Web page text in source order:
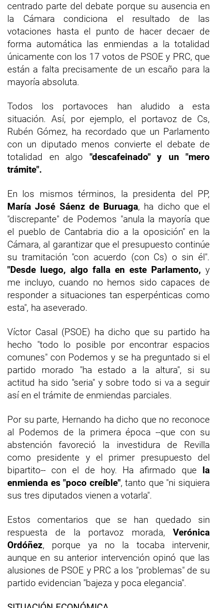
centrado parte del debate porque su ausencia en
la Cámara condiciona el resultado de las
votaciones hasta el punto de hacer decaer de
forma automática las enmiendas a la totalidad
únicamente con los 17 votos de PSOE y PRC, que
están a falta precisamente de un escaño para la
mayoría absoluta.
Todos los portavoces han aludido a esta
situación. Así, por ejemplo, el portavoz de Cs,
Rubén Gómez, ha recordado que un Parlamento
con un diputado menos convierte el debate de
totalidad en algo "descafeinado" y un "mero
trámite".
En los mismos términos, la presidenta del PP,
María José Sáenz de Buruaga, ha dicho que el
"discrepante" de Podemos "anula la mayoría que
el pueblo de Cantabria dio a la oposición" en la
Cámara, al garantizar que el presupuesto continúe
su tramitación "con acuerdo (con Cs) o sin él".
"Desde luego, algo falla en este Parlamento, y
me incluyo, cuando no hemos sido capaces de
responder a situaciones tan esperpénticas como
esta", ha aseverado.
Víctor Casal (PSOE) ha dicho que su partido ha
hecho "todo lo posible por encontrar espacios
comunes" con Podemos y se ha preguntado si el
partido morado "ha estado a la altura", si su
actitud ha sido "seria" y sobre todo si va a seguir
así en el trámite de enmiendas parciales.
Por su parte, Hernando ha dicho que no reconoce
al Podemos de la primera época --que con su
abstención favoreció la investidura de Revilla
como presidente y el primer presupuesto del
bipartito-- con el de hoy. Ha afirmado que la
enmienda es "poco creíble", tanto que "ni siquiera
sus tres diputados vienen a votarla".
Estos comentarios que se han quedado sin
respuesta de la portavoz morada, Verónica
Ordóñez, porque ya no la tocaba intervenir,
aunque en su anterior intervención opinó que las
alusiones de PSOE y PRC a los "problemas" de su
partido evidencian "bajeza y poca elegancia".